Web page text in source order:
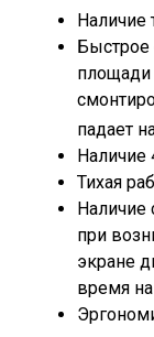
Наличие
падает
Наличие
Тихая
Наличие
при
экране
время